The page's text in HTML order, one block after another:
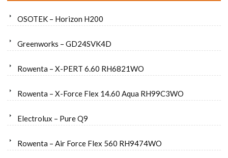
OSOTEK – Horizon H200
Greenworks – GD24SVK4D
Rowenta – X-PERT 6.60 RH6821WO
Rowenta – X-Force Flex 14.60 Aqua RH99C3WO
Electrolux – Pure Q9
Rowenta – Air Force Flex 560 RH9474WO